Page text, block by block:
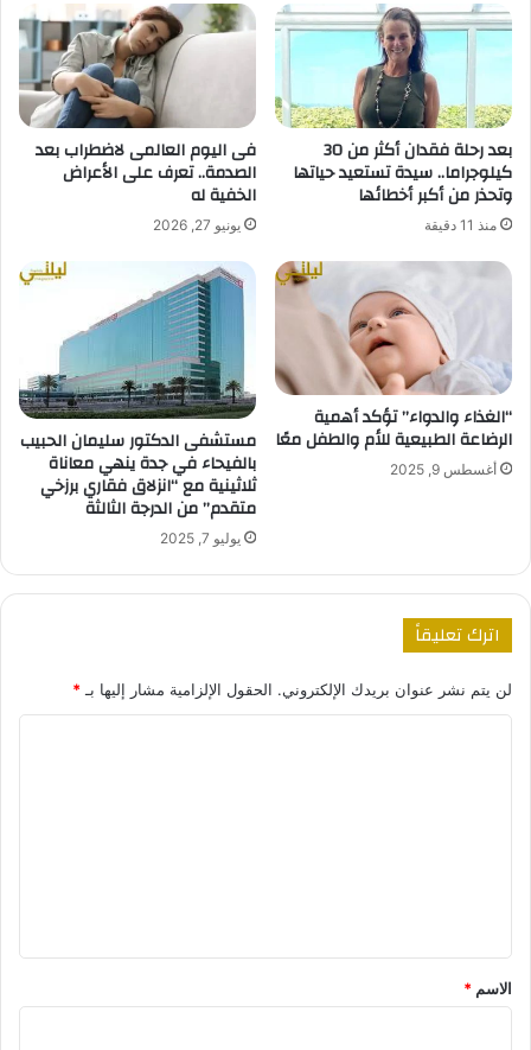
بعد رحلة فقدان أكثر من 30
كيلوجراما.. سيدة تستعيد حياتها
وتحذر من أكبر أخطائها
منذ 11 دقيقة
فى اليوم العالمى لاضطراب بعد
الصدمة.. تعرف على الأعراض
الخفية له
يونيو 27, 2026
“الغذاء والدواء” تؤكد أهمية
الرضاعة الطبيعية للأم والطفل معًا
أغسطس 9, 2025
مستشفى الدكتور سليمان الحبيب
بالفيحاء في جدة ينهي معاناة
ثلاثينية مع “انزلاق فقاري برزخي
متقدم” من الدرجة الثالثة
يوليو 7, 2025
اترك تعليقاً
لن يتم نشر عنوان بريدك الإلكتروني. الحقول الإلزامية مشار إليها بـ*
*
الاسم *